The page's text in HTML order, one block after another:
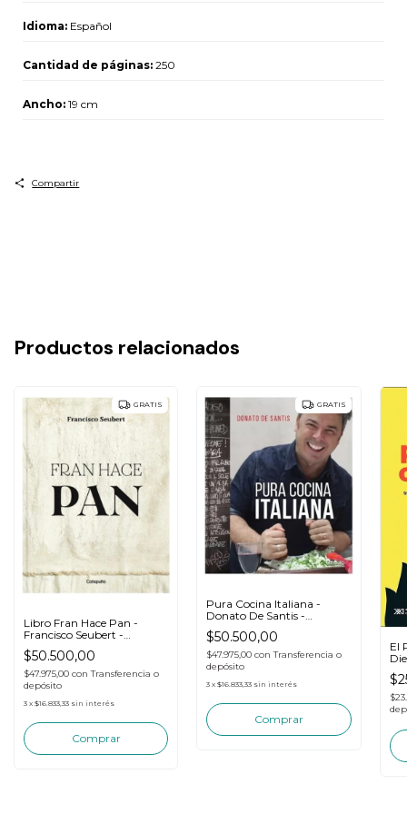
Idioma: Español
Cantidad de páginas: 250
Ancho: 19 cm
Compartir
Productos relacionados
GRATIS
Libro Fran Hace Pan -
Francisco Seubert -
Catapulta
$50.500,00
$47.975,00 con Transferencia o
depósito
3 x $16.833,33 sin interés
GRATIS
Pura Cocina Italiana -
Donato De Santis -
Catapulta - Libro
$50.500,00
$47.975,00con Transferencia o
depósito
3 x$16.833,33 sin interés
El